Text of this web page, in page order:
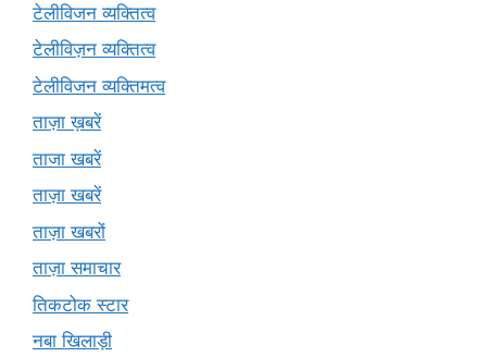
टेलीविजन व्यक्तित्व
टेलीविज़न व्यक्तित्व
टेलीविजन व्यक्तिमत्व
ताज़ा ख़बरें
ताजा खबरें
ताज़ा खबरें
ताज़ा खबरों
ताज़ा समाचार
तिकटोक स्टार
नबा खिलाड़ी